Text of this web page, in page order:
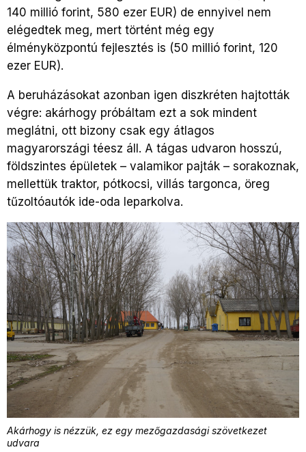
140 millió forint, 580 ezer EUR) de ennyivel nem
elégedtek meg, mert történt még egy
élményközpontú fejlesztés is (50 millió forint, 120
ezer EUR).
A beruházásokat azonban igen diszkréten hajtották
végre: akárhogy próbáltam ezt a sok mindent
meglátni, ott bizony csak egy átlagos
magyarországi téesz áll. A tágas udvaron hosszú,
földszintes épületek – valamikor pajták – sorakoznak,
mellettük traktor, pótkocsi, villás targonca, öreg
tűzoltóautók ide-oda leparkolva.
Akárhogy is nézzük, ez egy mezőgazdasági szövetkezet
udvara